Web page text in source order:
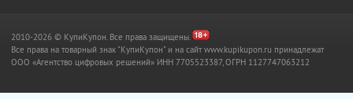
2010-2026 © КупиКупон. Все права защищены.
Все права на товарный знак "КупиКупон" и на сайт www.kupikupon.ru принадлежат
OOO «Агентство цифровых решений» ИНН 7705523387, ОГРН 1127747063212